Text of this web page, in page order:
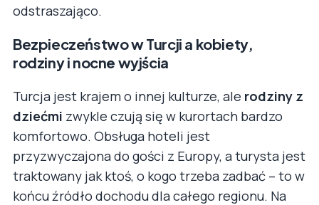
odstraszająco.
Bezpieczeństwo w Turcji a kobiety,
rodziny i nocne wyjścia
Turcja jest krajem o innej kulturze, ale rodziny z
dziećmi zwykle czują się w kurortach bardzo
komfortowo. Obsługa hoteli jest
przyzwyczajona do gości z Europy, a turysta jest
traktowany jak ktoś, o kogo trzeba zadbać – to w
końcu źródło dochodu dla całego regionu. Na